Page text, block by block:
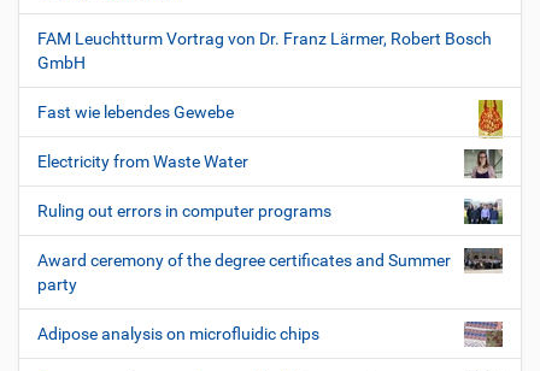
FAM Leuchtturm Vortrag von Dr. Franz Lärmer, Robert Bosch
GmbH
Fast wie lebendes Gewebe
Electricity from Waste Water
Ruling out errors in computer programs
Award ceremony of the degree certificates and Summer
party
Adipose analysis on microfluidic chips